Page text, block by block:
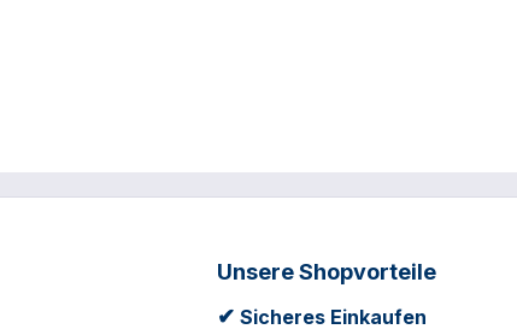
Unsere Shopvorteile
✔ Sicheres Einkaufen